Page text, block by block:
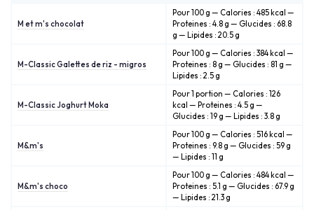
M et m's chocolat
Pour 100 g — Calories : 485 kcal —
Proteines : 4.8 g — Glucides : 68.8
g — Lipides : 20.5 g
M-Classic Galettes de riz - migros
Pour 100 g — Calories : 384 kcal —
Proteines : 8 g — Glucides : 81 g —
Lipides : 2.5 g
M-Classic Joghurt Moka
Pour 1 portion — Calories : 126
kcal — Proteines : 4.5 g —
Glucides : 19 g — Lipides : 3.8 g
M&m's
Pour 100 g — Calories : 516 kcal —
Proteines : 9.8 g — Glucides : 59 g
— Lipides : 11 g
M&m's choco
Pour 100 g — Calories : 484 kcal —
Proteines : 5.1 g — Glucides : 67.9 g
— Lipides : 21.3 g